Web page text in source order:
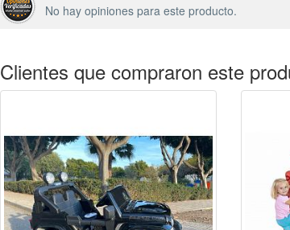
No hay opiniones para este producto.
Clientes que compraron este